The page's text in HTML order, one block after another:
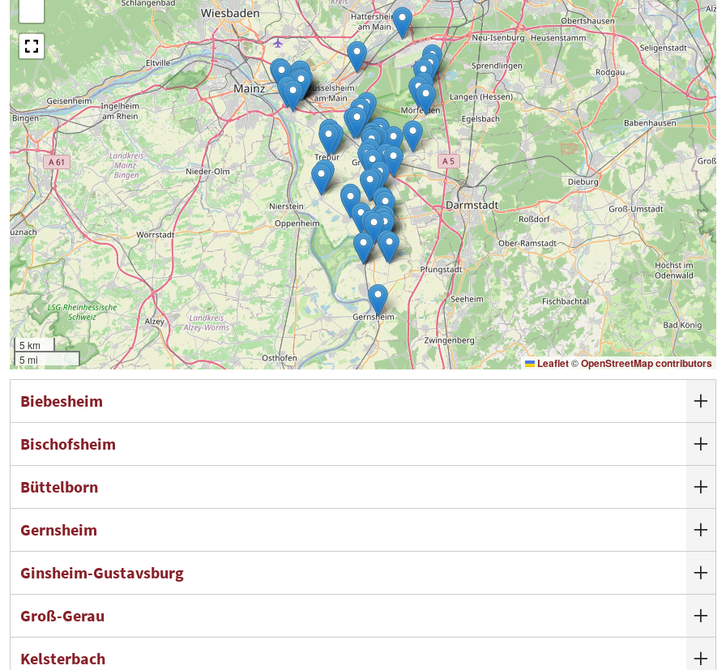
5 km
5 mi
Leaflet©OpenStreetMap contributors
Biebesheim
Bischofsheim
Büttelborn
Gernsheim
Ginsheim-Gustavsburg
Groß-Gerau
Kelsterbach